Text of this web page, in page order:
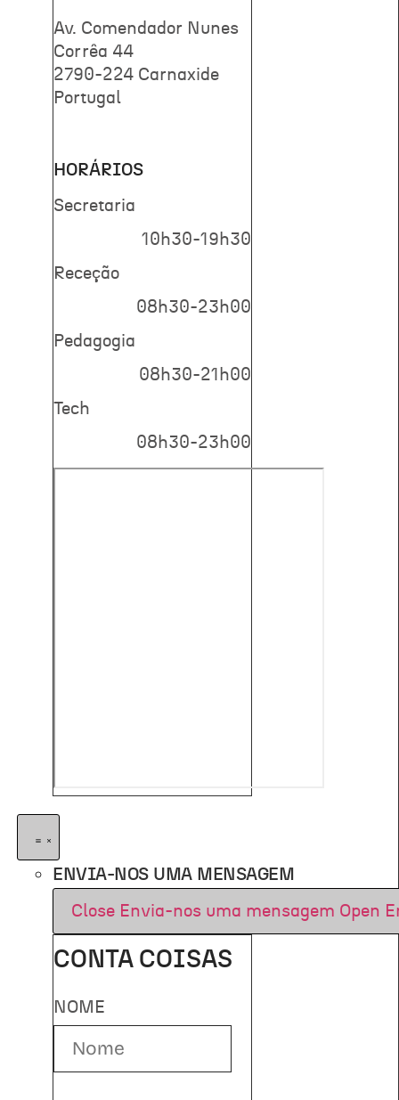
Av. Comendador Nunes
Corrêa 44
2790-224 Carnaxide
Portugal
HORÁRIOS
Secretaria
10h30-19h30
Receção
08h30-23h00
Pedagogia
08h30-21h00
Tech
08h30-23h00
ENVIA-NOS UMA MENSAGEM
Close Envia-nos uma mensagem Open
CONTA COISAS
NOME